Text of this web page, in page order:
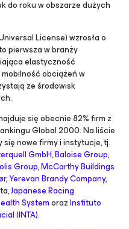
do roku w obszarze dużych
License) wzrosła o
pierwsza w branży
elastyczność
obciążeń w
ze środowisk
się obecnie 82% firm z
Global 2000. Na liście
nowe firmy i instytucje, tj.
GmbH,Baloise Group,
Group,McCarthy Buildings
,Yerevan Brandy Company,
Japanese Racing
SystemorazInstituto
(INTA).